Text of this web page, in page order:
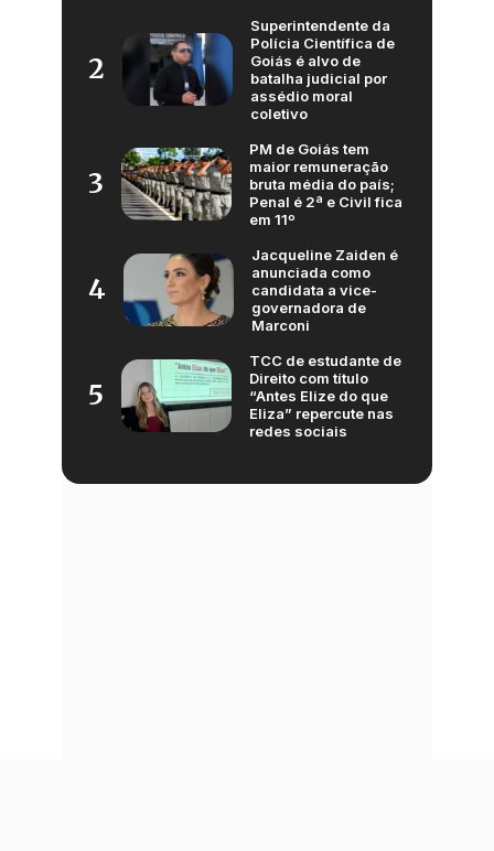
2
Superintendente da
Polícia Científica de
Goiás é alvo de
batalha judicial por
assédio moral
coletivo
3
PM de Goiás tem
maior remuneração
bruta média do país;
Penal é 2ª e Civil fica
em 11º
4
Jacqueline Zaiden é
anunciada como
candidata a vice-
governadora de
Marconi
5
TCC de estudante de
Direito com título
“Antes Elize do que
Eliza” repercute nas
redes sociais